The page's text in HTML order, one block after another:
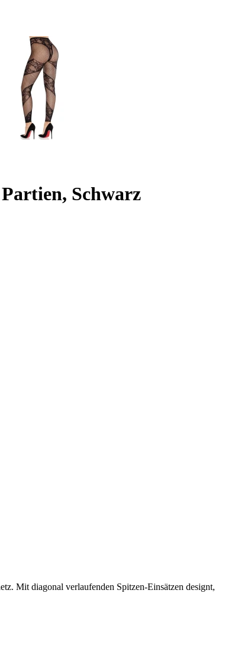
Schwarz
Mit diagonal verlaufenden Spitzen-Einsätzen designt,